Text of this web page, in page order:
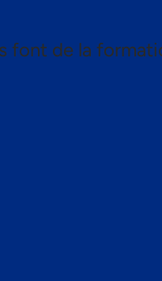
font de la